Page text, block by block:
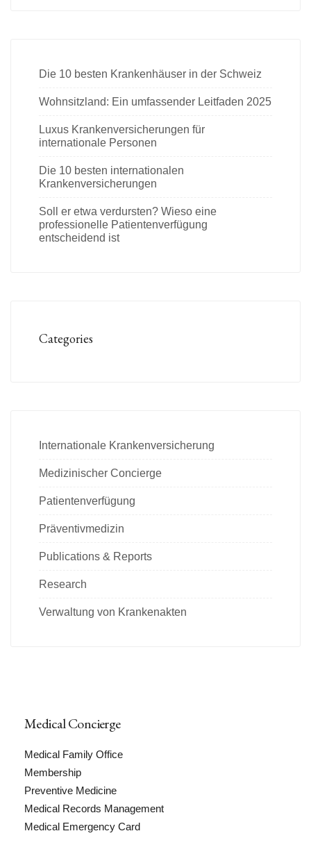
Die 10 besten Krankenhäuser in der Schweiz
Wohnsitzland: Ein umfassender Leitfaden 2025
Luxus Krankenversicherungen für
internationale Personen
Die 10 besten internationalen
Krankenversicherungen
Soll er etwa verdursten? Wieso eine
professionelle Patientenverfügung
entscheidend ist
Categories
Internationale Krankenversicherung
Medizinischer Concierge
Patientenverfügung
Präventivmedizin
Publications & Reports
Research
Verwaltung von Krankenakten
Medical Concierge
Medical Family Office
Membership
Preventive Medicine
Medical Records Management
Medical Emergency Card